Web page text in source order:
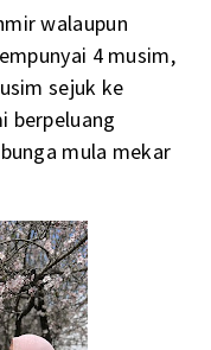
walaupun
4 musim,
sejuk ke
berpeluang
mula mekar